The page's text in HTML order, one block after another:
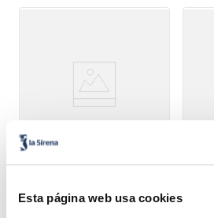
Esta página web usa cookies
turrón